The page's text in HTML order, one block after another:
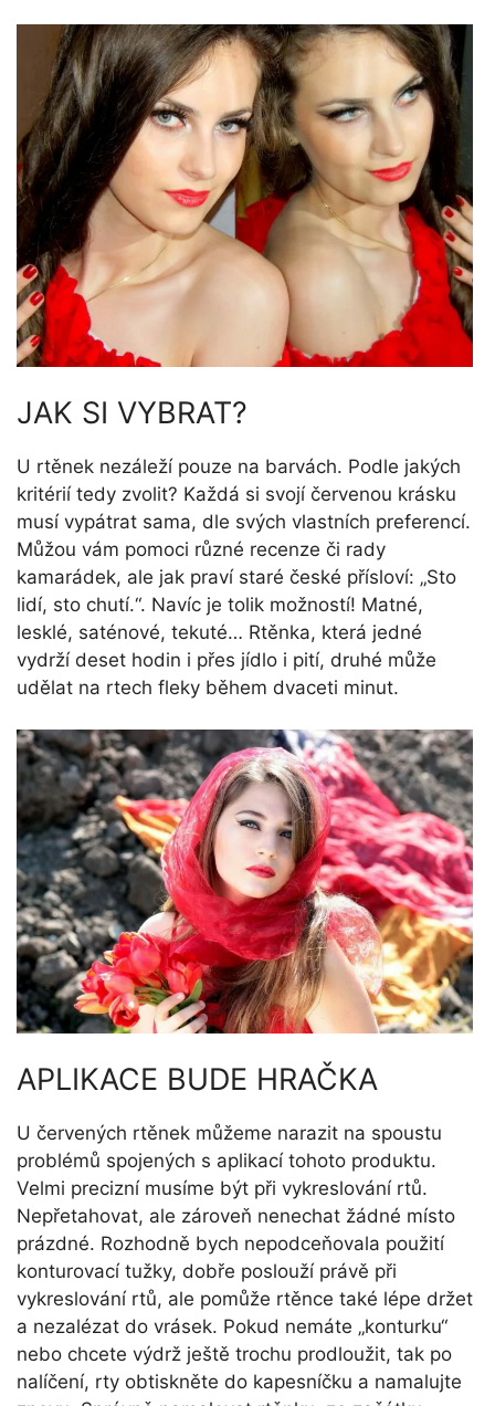
JAK SI VYBRAT?
U rtěnek nezáleží pouze na barvách. Podle jakých
kritérií tedy zvolit? Každá si svojí červenou krásku
musí vypátrat sama, dle svých vlastních preferencí.
Můžou vám pomoci různé recenze či rady
kamarádek, ale jak praví staré české přísloví: „Sto
lidí, sto chutí.“. Navíc je tolik možností! Matné,
lesklé, saténové, tekuté… Rtěnka, která jedné
vydrží deset hodin i přes jídlo i pití, druhé může
udělat na rtech fleky během dvaceti minut.
APLIKACE BUDE HRAČKA
U červených rtěnek můžeme narazit na spoustu
problémů spojených s aplikací tohoto produktu.
Velmi precizní musíme být při vykreslování rtů.
Nepřetahovat, ale zároveň nenechat žádné místo
prázdné. Rozhodně bych nepodceňovala použití
konturovací tužky, dobře poslouží právě při
vykreslování rtů, ale pomůže rtěnce také lépe držet
a nezalézat do vrásek. Pokud nemáte „konturku“
nebo chcete výdrž ještě trochu prodloužit, tak po
nalíčení, rty obtiskněte do kapesníčku a namalujte